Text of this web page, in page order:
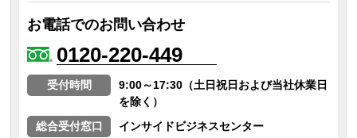
お電話でのお問い合わせ
0120-220-449
受付時間
9:00～17:30（土日祝日および当社休業日
を除く）
総合受付窓口
インサイドビジネスセンター